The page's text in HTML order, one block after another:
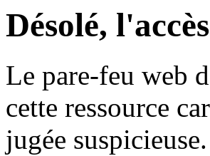
Désolé,
Le pare-feu web
cette ressource
jugée suspicieuse.